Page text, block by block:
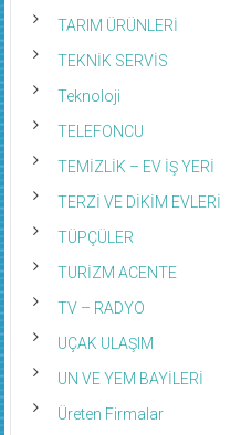
TARIM ÜRÜNLERİ
TEKNİK SERVİS
Teknoloji
TELEFONCU
TEMİZLİK – EV İŞ YERİ
TERZİ VE DİKİM EVLERİ
TÜPÇÜLER
TURİZM ACENTE
TV – RADYO
UÇAK ULAŞIM
UN VE YEM BAYİLERİ
Üreten Firmalar